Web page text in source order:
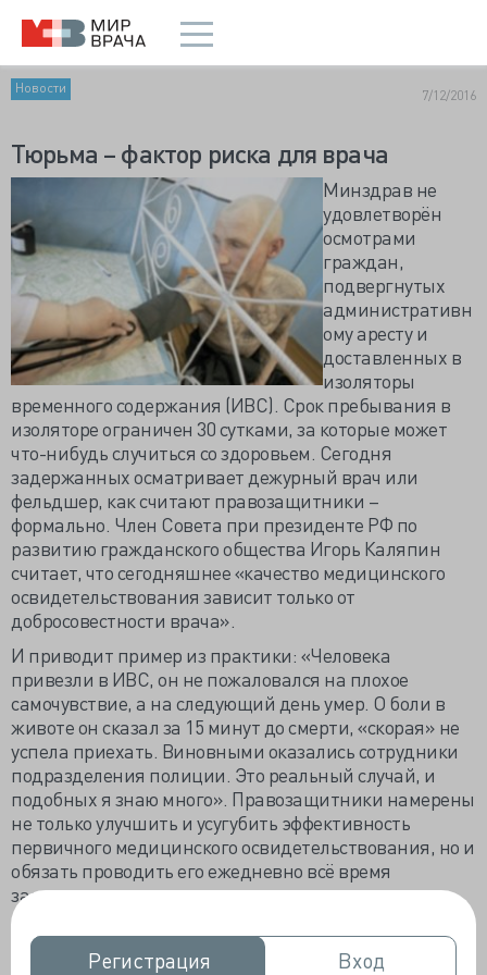
Регистрация
Регистрация Вход
Вход
Новости 7/12/2016
Тюрьма – фактор риска для врача
Минздрав не
удовлетворён
осмотрами
граждан,
подвергнутых
административн
ому аресту и
доставленных в
изоляторы
временного содержания (ИВС). Срок пребывания в
изоляторе ограничен 30 сутками, за которые может
что-нибудь случиться со здоровьем. Сегодня
задержанных осматривает дежурный врач или
фельдшер, как считают правозащитники –
формально. Член Совета при президенте РФ по
развитию гражданского общества Игорь Каляпин
считает, что сегодняшнее «качество медицинского
освидетельствования зависит только от
добросовестности врача».
И приводит пример из практики: «Человека
привезли в ИВС, он не пожаловался на плохое
самочувствие, а на следующий день умер. О боли в
животе он сказал за 15 минут до смерти, «скорая» не
успела приехать. Виновными оказались сотрудники
подразделения полиции. Это реальный случай, и
подобных я знаю много». Правозащитники намерены
не только улучшить и усугубить эффективность
первичного медицинского освидетельствования, но и
обязать проводить его ежедневно всё время
задержания.
По новому Порядку, проект которого представили на
общественное обсуждение, каждый задержанный